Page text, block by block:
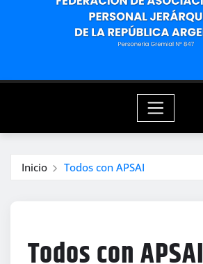
Inicio Todos con APSAI
Todos con APSAI